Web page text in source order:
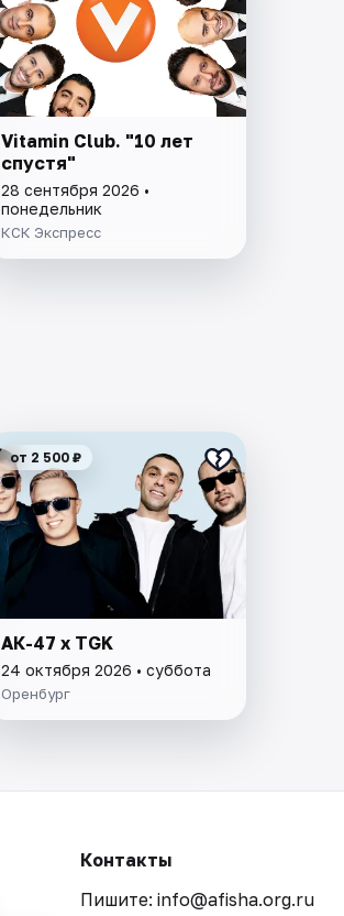
Vitamin Club. "10 лет
спустя"
28 сентября 2026 •
понедельник
КСК Экспресс
от 2 500 ₽
АК-47 х TGK
24 октября 2026 • суббота
Оренбург
Контакты
Пишите: info@afisha.org.ru